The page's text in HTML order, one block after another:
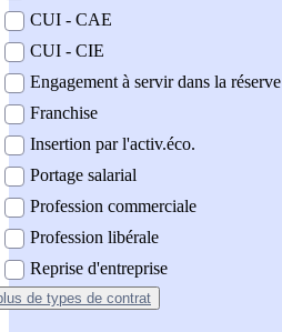
CUI - CAE
CUI - CIE
Engagement à servir dans la réserve
Franchise
Insertion par l'activ.éco.
Portage salarial
Profession commerciale
Profession libérale
Reprise d'entreprise
de types de contrat